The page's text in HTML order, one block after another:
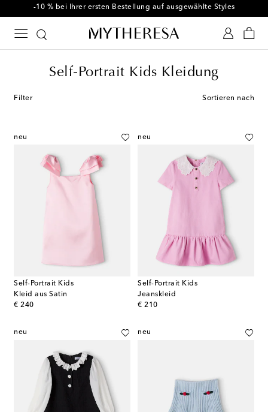
-10 % bei Ihrer ersten Bestellung auf ausgewählte Styles
Self-Portrait Kids Kleidung
Filter Sortieren nach
neu
Self-Portrait Kids
Kleid aus Satin
€ 240
original price
neu
Self-Portrait Kids
Jeanskleid
€ 210
original price
neu neu